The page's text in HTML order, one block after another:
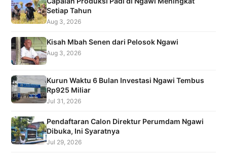
Setiap Tahun
Aug 3, 2026
Kisah Mbah Senen dari Pelosok Ngawi
Aug 3, 2026
Kurun Waktu 6 Bulan Investasi Ngawi Tembus
Rp925 Miliar
Jul 31, 2026
Pendaftaran Calon Direktur Perumdam Ngawi
Dibuka, Ini Syaratnya
Jul 29, 2026